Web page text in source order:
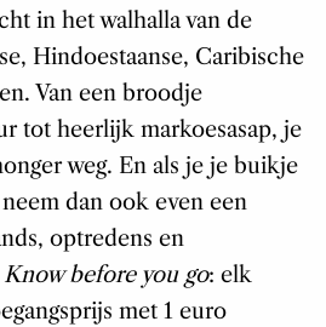
in het walhalla van de
Hindoestaanse, Caribische
Van een broodje
tot heerlijk markoesasap, je
weg. En als je je buikje
dan ook even een
optredens en
Know before you go: elk
met 1 euro